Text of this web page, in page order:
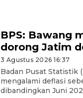
BPS: Bawang
dorong Jatim
3 Agustus 2026 16:37
Badan Pusat Statistik
mengalami deflasi
dibandingkan Juni